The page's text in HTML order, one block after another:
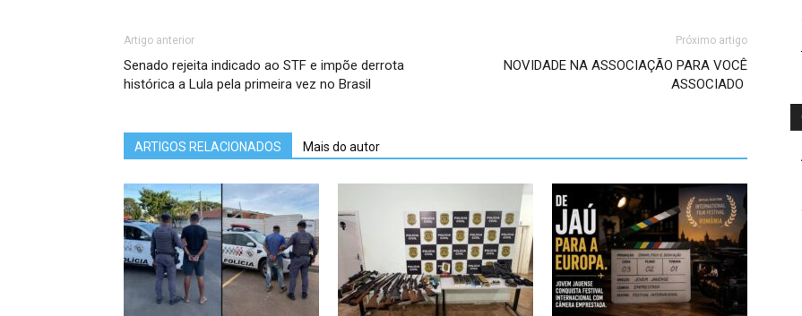
Artigo anterior
Senado rejeita indicado ao STF e impõe derrota
histórica a Lula pela primeira vez no Brasil
Próximo artigo
NOVIDADE NA ASSOCIAÇÃO PARA VOCÊ
ASSOCIADO
ARTIGOS RELACIONADOS Mais do autor